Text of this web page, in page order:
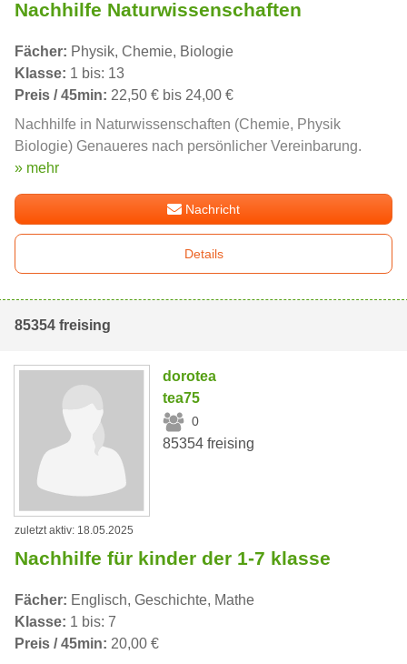
Nachhilfe Naturwissenschaften
Fächer: Physik, Chemie, Biologie
Klasse: 1 bis: 13
Preis / 45min: 22,50 € bis 24,00 €
Nachhilfe in Naturwissenschaften (Chemie, Physik
Biologie) Genaueres nach persönlicher Vereinbarung.
» mehr
Nachricht
Details
85354 freising
dorotea
tea75
0
85354 freising
zuletzt aktiv: 18.05.2025
Nachhilfe für kinder der 1-7 klasse
Fächer: Englisch, Geschichte, Mathe
Klasse: 1 bis: 7
Preis / 45min: 20,00 €